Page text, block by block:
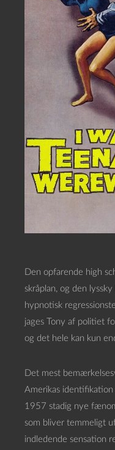
Den opfarende high
skråplan, og den
hypnotisk
jages Tony af politiet
og det hele kan kun
Det mest
Amerikas
1957 stadig nye
som bliver temmeligt
indledende sensation